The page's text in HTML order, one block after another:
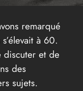
remarqué
à 60.
discuter et de
des
sujets.